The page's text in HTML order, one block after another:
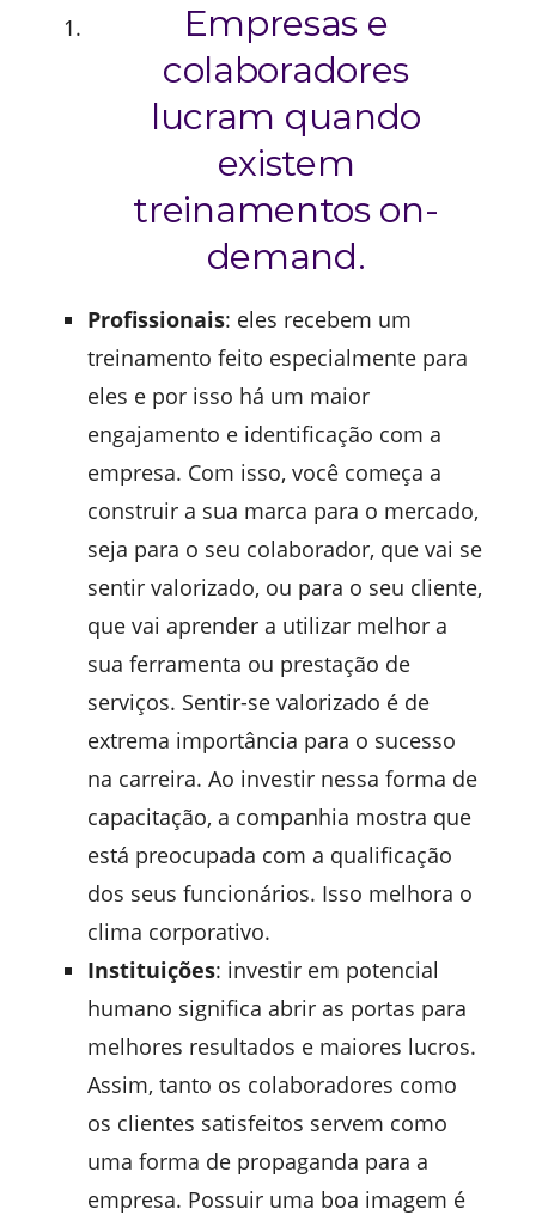
Empresas e
colaboradores
lucram quando
existem
treinamentos on-
demand.
Profissionais: eles recebem um
treinamento feito especialmente para
eles e por isso há um maior
engajamento e identificação com a
empresa. Com isso, você começa a
construir a sua marca para o mercado,
seja para o seu colaborador, que vai se
sentir valorizado, ou para o seu cliente,
que vai aprender a utilizar melhor a
sua ferramenta ou prestação de
serviços. Sentir-se valorizado é de
extrema importância para o sucesso
na carreira. Ao investir nessa forma de
capacitação, a companhia mostra que
está preocupada com a qualificação
dos seus funcionários. Isso melhora o
clima corporativo.
Instituições: investir em potencial
humano significa abrir as portas para
melhores resultados e maiores lucros.
Assim, tanto os colaboradores como
os clientes satisfeitos servem como
uma forma de propaganda para a
empresa. Possuir uma boa imagem é